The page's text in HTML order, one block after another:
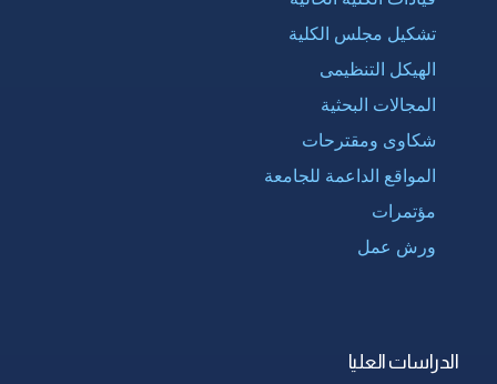
تشكيل مجلس الكلية
الهيكل التنظيمى
المجالات البحثية
شكاوى ومقترحات
المواقع الداعمة للجامعة
مؤتمرات
ورش عمل
الدراسات العليا